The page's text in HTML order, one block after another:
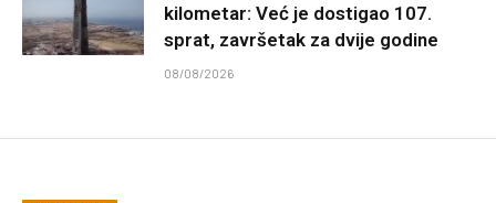
kilometar: Već je dostigao 107.
sprat, završetak za dvije godine
08/08/2026